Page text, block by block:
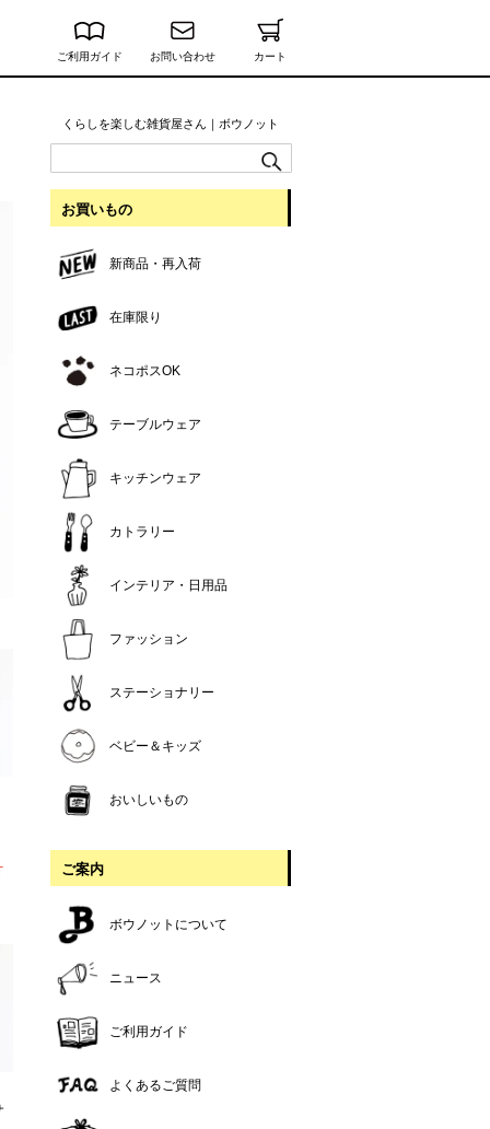
ご利用ガイド お問い合わせ カート
くらしを楽しむ雑貨屋さん｜ボウノット
お買いもの
新商品・再入荷
在庫限り
ネコポスOK
テーブルウェア
キッチンウェア
カトラリー
インテリア・日用品
ファッション
ステーショナリー
ベビー＆キッズ
おいしいもの
ご案内
ボウノットについて
ニュース
ご利用ガイド
よくあるご質問